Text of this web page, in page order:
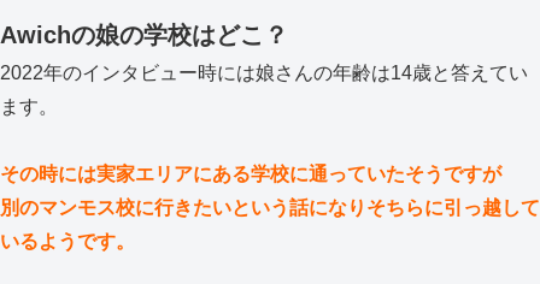
Awichの娘の学校はどこ？
2022年のインタビュー時には娘さんの年齢は14歳と答えてい
ます。
その時には実家エリアにある学校に通っていたそうですが
別のマンモス校に行きたいという話になりそちらに引っ越して
いるようです。